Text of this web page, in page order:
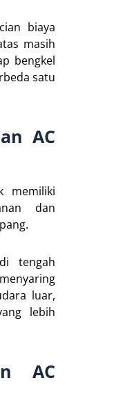
biaya
masih
bengkel
satu
AC
memiliki
dan
tengah
luar,
lebih
AC